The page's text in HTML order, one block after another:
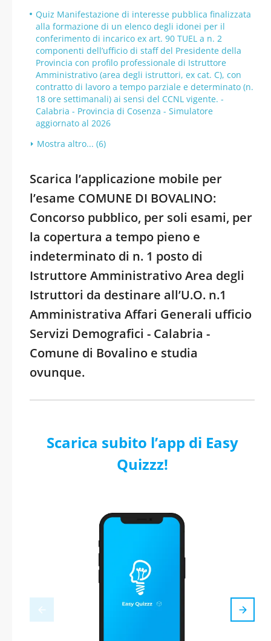
Quiz Manifestazione di interesse pubblica finalizzata
alla formazione di un elenco degli idonei per il
conferimento di incarico ex art. 90 TUEL a n. 2
componenti dell’ufficio di staff del Presidente della
Provincia con profilo professionale di Istruttore
Amministrativo (area degli istruttori, ex cat. C), con
contratto di lavoro a tempo parziale e determinato (n.
18 ore settimanali) ai sensi del CCNL vigente. -
Calabria - Provincia di Cosenza - Simulatore
aggiornato al 2026
Mostra altro... (6)
Scarica l’applicazione mobile per
l’esame COMUNE DI BOVALINO:
Concorso pubblico, per soli esami, per
la copertura a tempo pieno e
indeterminato di n. 1 posto di
Istruttore Amministrativo Area degli
Istruttori da destinare all’U.O. n.1
Amministrativa Affari Generali ufficio
Servizi Demografici - Calabria -
Comune di Bovalino e studia
ovunque.
Scarica subito l’app di Easy
Quizzz!